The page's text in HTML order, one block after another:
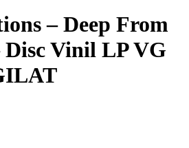
– Deep From
Vinil LP VG